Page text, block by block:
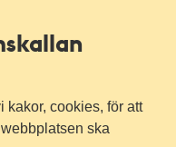
kakor, cookies, för att
ska